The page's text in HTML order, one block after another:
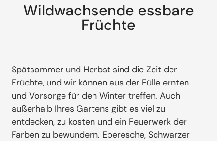
Wildwachsende essbare
Früchte
Spätsommer und Herbst sind die Zeit der
Früchte, und wir können aus der Fülle ernten
und Vorsorge für den Winter treffen. Auch
außerhalb Ihres Gartens gibt es viel zu
entdecken, zu kosten und ein Feuerwerk der
Farben zu bewundern. Eberesche, Schwarzer